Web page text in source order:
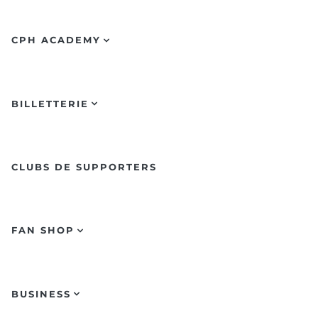
CPH ACADEMY
BILLETTERIE
CLUBS DE SUPPORTERS
FAN SHOP
BUSINESS